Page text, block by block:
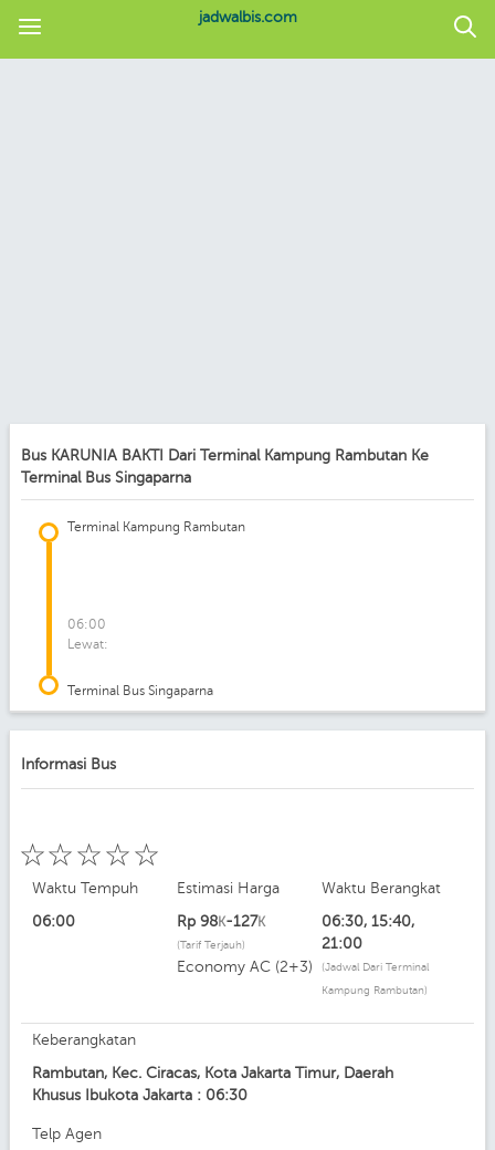
jadwalbis.com
Bus KARUNIA BAKTI Dari Terminal Kampung Rambutan Ke
Terminal Bus Singaparna
Terminal Kampung Rambutan
06:00
Lewat:
Terminal Bus Singaparna
Informasi Bus
☆
☆
☆
☆
☆
Waktu Tempuh
06:00
Estimasi Harga
Rp 98K-127K
(Tarif Terjauh)
Economy AC (2+3)
Waktu Berangkat
06:30, 15:40,
21:00
(Jadwal Dari Terminal
Kampung Rambutan)
Keberangkatan
Rambutan, Kec. Ciracas, Kota Jakarta Timur, Daerah
Khusus Ibukota Jakarta : 06:30
Telp Agen